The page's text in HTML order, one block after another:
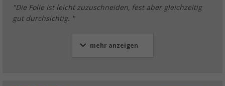
"Die Folie ist leicht zuzuschneiden, fest aber gleichzeitig
gut durchsichtig. "
mehr anzeigen